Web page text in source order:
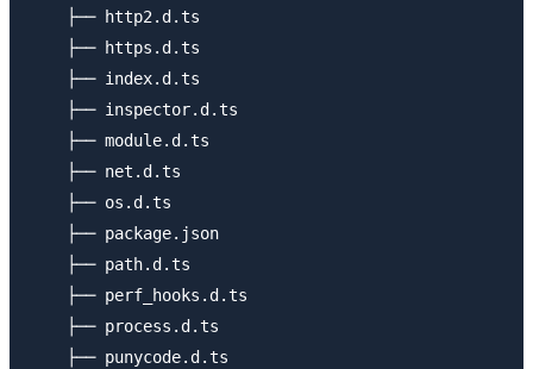
    ├── http2.d.ts
    ├── https.d.ts
    ├── index.d.ts
    ├── inspector.d.ts
    ├── module.d.ts
    ├── net.d.ts
    ├── os.d.ts
    ├── package.json
    ├── path.d.ts
    ├── perf_hooks.d.ts
    ├── process.d.ts
    ├── punycode.d.ts